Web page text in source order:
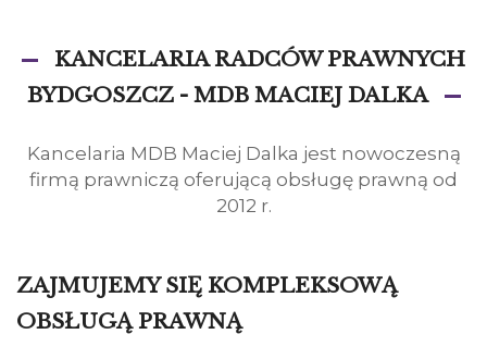
KANCELARIA RADCÓW PRAWNYCH
BYDGOSZCZ - MDB MACIEJ DALKA
Kancelaria MDB Maciej Dalka jest nowoczesną
firmą prawniczą oferującą obsługę prawną od
2012 r.
ZAJMUJEMY SIĘ KOMPLEKSOWĄ
OBSŁUGĄ PRAWNĄ